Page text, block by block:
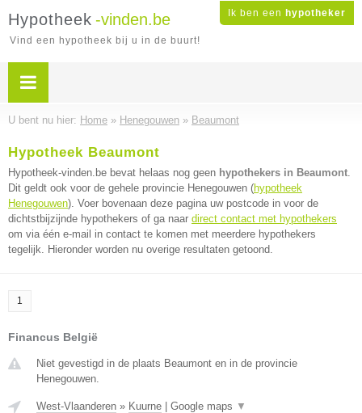
Ik ben een hypotheker
Hypotheek -vinden.be
Vind een hypotheek bij u in de buurt!
U bent nu hier: Home » Henegouwen » Beaumont
Hypotheek Beaumont
Hypotheek-vinden.be bevat helaas nog geen hypothekers in Beaumont.
Dit geldt ook voor de gehele provincie Henegouwen (hypotheek
Henegouwen). Voer bovenaan deze pagina uw postcode in voor de
dichtstbijzijnde hypothekers of ga naar direct contact met hypothekers
om via één e-mail in contact te komen met meerdere hypothekers
tegelijk. Hieronder worden nu overige resultaten getoond.
1
Financus België
Niet gevestigd in de plaats Beaumont en in de provincie
Henegouwen.
West-Vlaanderen » Kuurne Google maps ▼